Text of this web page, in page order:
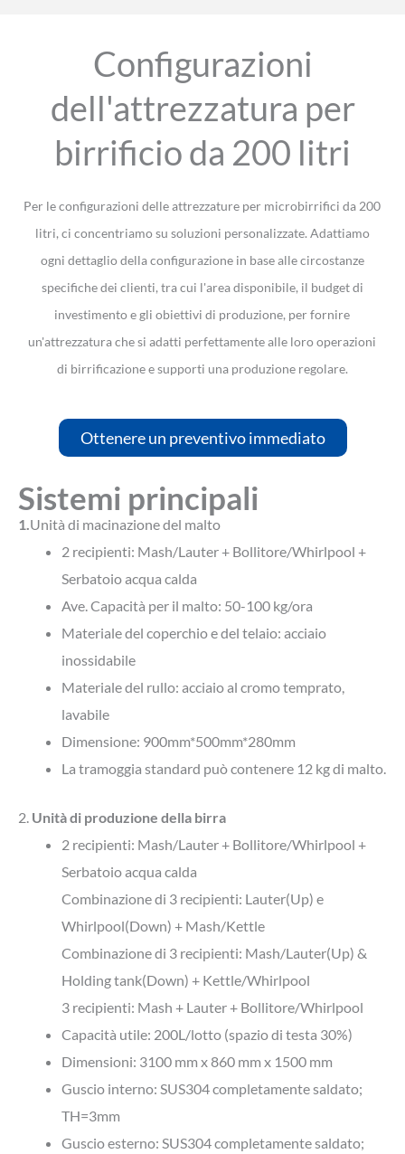
Configurazioni
dell'attrezzatura per
birrificio da 200 litri
Per le configurazioni delle attrezzature per microbirrifici da 200
litri, ci concentriamo su soluzioni personalizzate. Adattiamo
ogni dettaglio della configurazione in base alle circostanze
specifiche dei clienti, tra cui l'area disponibile, il budget di
investimento e gli obiettivi di produzione, per fornire
un'attrezzatura che si adatti perfettamente alle loro operazioni
di birrificazione e supporti una produzione regolare.
Ottenere un preventivo immediato
Sistemi principali
1. Unità di macinazione del malto
2 recipienti: Mash/Lauter + Bollitore/Whirlpool +
Serbatoio acqua calda
Ave. Capacità per il malto: 50-100 kg/ora
Materiale del coperchio e del telaio: acciaio
inossidabile
Materiale del rullo: acciaio al cromo temprato,
lavabile
Dimensione: 900mm*500mm*280mm
La tramoggia standard può contenere 12 kg di malto.
2. Unità di produzione della birra
2 recipienti: Mash/Lauter + Bollitore/Whirlpool +
Serbatoio acqua calda
Combinazione di 3 recipienti: Lauter(Up) e
Whirlpool(Down) + Mash/Kettle
Combinazione di 3 recipienti: Mash/Lauter(Up) &
Holding tank(Down) + Kettle/Whirlpool
3 recipienti: Mash + Lauter + Bollitore/Whirlpool
Capacità utile: 200L/lotto (spazio di testa 30%)
Dimensioni: 3100 mm x 860 mm x 1500 mm
Guscio interno: SUS304 completamente saldato;
TH=3mm
Guscio esterno: SUS304 completamente saldato;